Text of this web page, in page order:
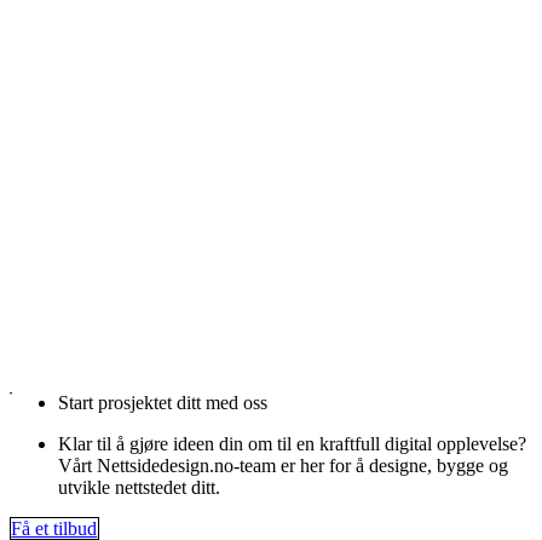
Start prosjektet ditt med oss
Klar til å gjøre ideen din om til en kraftfull digital opplevelse?
Vårt Nettsidedesign.no-team er her for å designe, bygge og
utvikle nettstedet ditt.
Få et tilbud